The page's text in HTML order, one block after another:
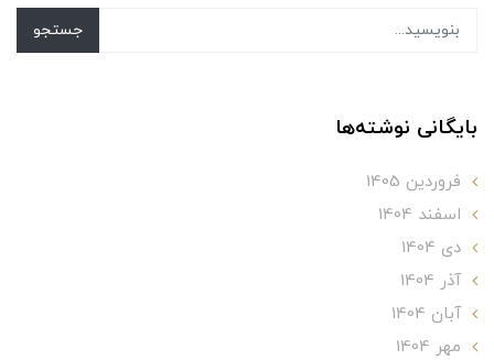
جستجو
بایگانی نوشته‌ها
فروردین 1405
اسفند 1404
دی 1404
آذر 1404
آبان 1404
مهر 1404